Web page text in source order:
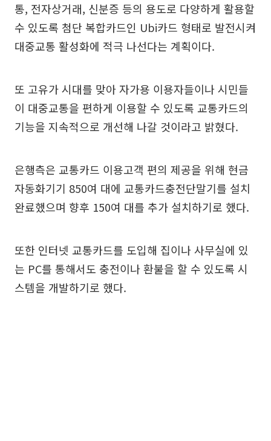
통, 전자상거래, 신분증 등의 용도로 다양하게 활용할
수 있도록 첨단 복합카드인 Ubi카드 형태로 발전시켜
대중교통 활성화에 적극 나선다는 계획이다.
또 고유가 시대를 맞아 자가용 이용자들이나 시민들
이 대중교통을 편하게 이용할 수 있도록 교통카드의
기능을 지속적으로 개선해 나갈 것이라고 밝혔다.
은행측은 교통카드 이용고객 편의 제공을 위해 현금
자동화기기 850여 대에 교통카드충전단말기를 설치
완료했으며 향후 150여 대를 추가 설치하기로 했다.
또한 인터넷 교통카드를 도입해 집이나 사무실에 있
는 PC를 통해서도 충전이나 환불을 할 수 있도록 시
스템을 개발하기로 했다.